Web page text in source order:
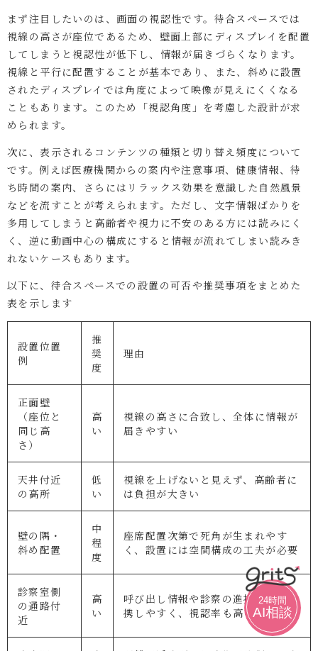
まず注目したいのは、画面の視認性です。待合スペースでは
視線の高さが座位であるため、壁面上部にディスプレイを配置
してしまうと視認性が低下し、情報が届きづらくなります。
視線と平行に配置することが基本であり、また、斜めに設置
されたディスプレイでは角度によって映像が見えにくくなる
こともあります。このため「視認角度」を考慮した設計が求
められます。
次に、表示されるコンテンツの種類と切り替え頻度について
です。例えば医療機関からの案内や注意事項、健康情報、待
ち時間の案内、さらにはリラックス効果を意識した自然風景
などを流すことが考えられます。ただし、文字情報ばかりを
多用してしまうと高齢者や視力に不安のある方には読みにく
く、逆に動画中心の構成にすると情報が流れてしまい読みき
れないケースもあります。
以下に、待合スペースでの設置の可否や推奨事項をまとめた
表を示します
設置位置
例
推
奨
度
理由
正面壁
（座位と
同じ高
さ）
高
い
視線の高さに合致し、全体に情報が
届きやすい
天井付近
の高所
低
い
視線を上げないと見えず、高齢者に
は負担が大きい
壁の隅・
斜め配置
中
程
度
座席配置次第で死角が生まれやす
く、設置には空間構成の工夫が必要
診察室側
の通路付
近
高
い
呼び出し情報や診察の進捗状況と連
携しやすく、視認率も高い
24時間
AI相談